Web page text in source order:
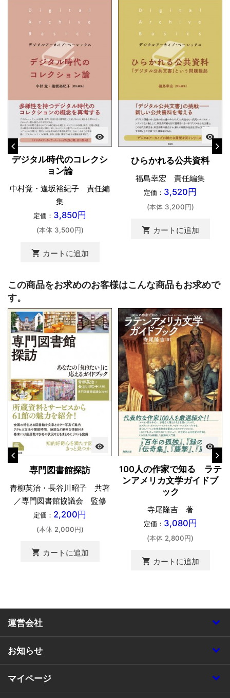
visibility
デジタル時代のコレクシ
ョン論
中村覚・逢坂裕紀子 責任編
集
定価： 3,850円
(本体 3,500円)
shopping_cart カートに追加
visibility
ひらかれる公共資料
福島幸宏 責任編集
定価： 3,520円
(本体 3,200円)
shopping_cart カートに追加
この商品をお求めのお客様はこんな商品もお求めで
す。
visibility
専門図書館探訪
青柳英治・長谷川昭子 共著
／専門図書館協議会 監修
定価： 2,200円
(本体 2,000円)
shopping_cart カートに追加
visibility
100人の作家で知る ラテ
ンアメリカ文学ガイドブ
ック
寺尾隆吉 著
定価： 3,080円
(本体 2,800円)
shopping_cart カートに追加
運営会社
お知らせ
マイページ